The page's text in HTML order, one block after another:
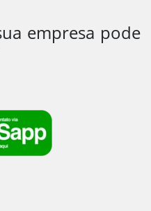
empresa pode